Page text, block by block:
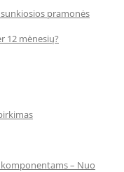
pramonės
12 mėnesių?
– Nuo